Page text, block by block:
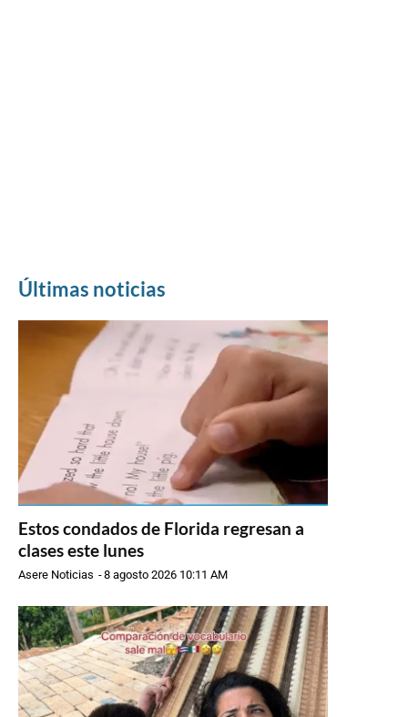
Últimas noticias
Estos condados de Florida regresan a
clases este lunes
Asere Noticias -8 agosto 2026 10:11 AM